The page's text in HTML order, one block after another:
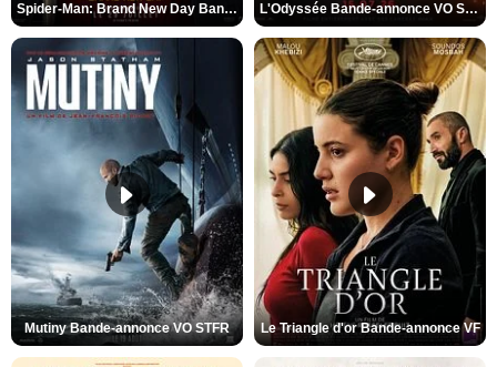
Spider-Man: Brand New Day Bande-annonce VO STFR L'Odyssée Bande-annonce VO STFR
Mutiny Bande-annonce VO STFR Le Triangle d'or Bande-annonce VF